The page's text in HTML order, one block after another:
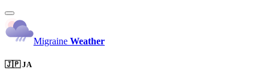
Migraine Weather
🇯🇵 JA